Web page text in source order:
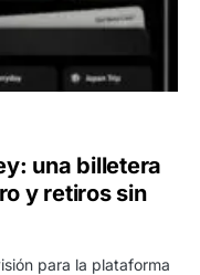
una billetera
y retiros sin
para la plataforma